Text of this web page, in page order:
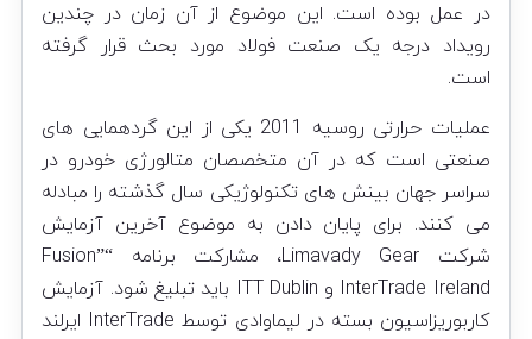
در عمل بوده است. این موضوع از آن زمان در چندین
رویداد درجه یک صنعت فولاد مورد بحث قرار گرفته
است.
عملیات حرارتی روسیه 2011 یکی از این گردهمایی های
صنعتی است که در آن متخصصان متالورژی خودرو در
سراسر جهان بینش های تکنولوژیکی سال گذشته را مبادله
می کنند. برای پایان دادن به موضوع آخرین آزمایش
شرکت Limavady Gear، مشارکت برنامه “Fusion”
InterTrade Ireland و ITT Dublin باید تبلیغ شود. آزمایش
کاربوریزاسیون بسته در لیماوادی توسط InterTrade ایرلند